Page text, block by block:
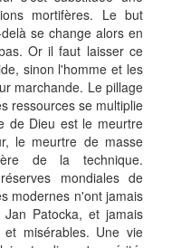
mortifères. Le but
se change alors en
Or il faut laisser ce
sinon l'homme et les
marchande. Le pillage
ressources se multiplie
de Dieu est le meurtre
le meurtre de masse
de la technique.
mondiales de
modernes n'ont jamais
Patocka, et jamais
misérables. Une vie